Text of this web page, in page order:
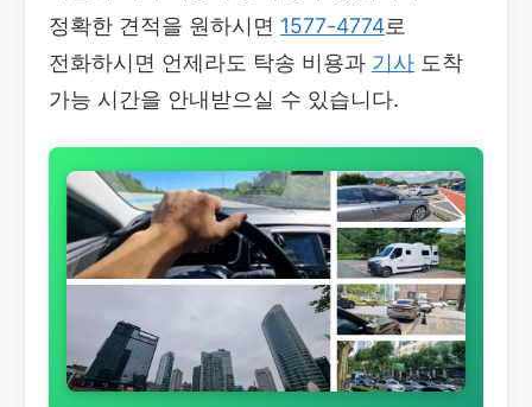
정확한 견적을 원하시면 1577-4774로
전화하시면 언제라도 탁송 비용과 기사 도착
가능 시간을 안내받으실 수 있습니다.